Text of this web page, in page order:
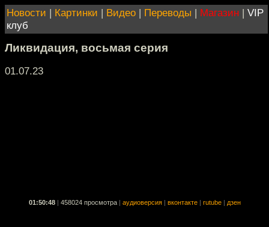
Новости | Картинки | Видео | Переводы | Магазин | VIP
клуб
Ликвидация, восьмая серия
01.07.23
01:50:48 458024 просмотра аудиоверсия вконтакте rutube дзен